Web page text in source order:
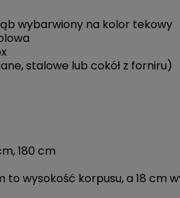
wybarwiony na kolor tekowy
stalowe lub cokół z forniru)
180 cm
to wysokość korpusu, a 18 cm